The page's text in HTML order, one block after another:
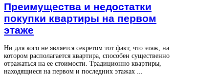
Преимущества и недостатки
покупки квартиры на первом
этаже
Ни для кого не является секретом тот факт, что этаж, на
котором располагается квартира, способен существенно
отражаться на ее стоимости. Традиционно квартиры,
находящиеся на первом и последних этажах ...